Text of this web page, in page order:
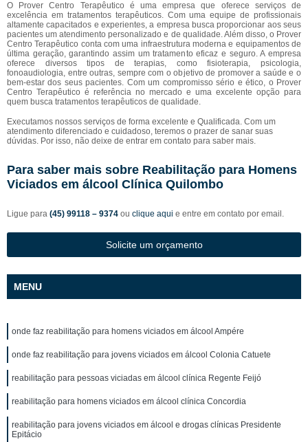
O Prover Centro Terapêutico é uma empresa que oferece serviços de
excelência em tratamentos terapêuticos. Com uma equipe de profissionais
altamente capacitados e experientes, a empresa busca proporcionar aos seus
pacientes um atendimento personalizado e de qualidade. Além disso, o Prover
Centro Terapêutico conta com uma infraestrutura moderna e equipamentos de
última geração, garantindo assim um tratamento eficaz e seguro. A empresa
oferece diversos tipos de terapias, como fisioterapia, psicologia,
fonoaudiologia, entre outras, sempre com o objetivo de promover a saúde e o
bem-estar dos seus pacientes. Com um compromisso sério e ético, o Prover
Centro Terapêutico é referência no mercado e uma excelente opção para
quem busca tratamentos terapêuticos de qualidade.
Executamos nossos serviços de forma excelente e Qualificada. Com um
atendimento diferenciado e cuidadoso, teremos o prazer de sanar suas
dúvidas. Por isso, não deixe de entrar em contato para saber mais.
Para saber mais sobre Reabilitação para Homens
Viciados em álcool Clínica Quilombo
Ligue para (45) 99118 – 9374 ou clique aqui e entre em contato por email.
Solicite um orçamento
MENU
onde faz reabilitação para homens viciados em álcool Ampére
onde faz reabilitação para jovens viciados em álcool Colonia Catuete
reabilitação para pessoas viciadas em álcool clínica Regente Feijó
reabilitação para homens viciados em álcool clínica Concordia
reabilitação para jovens viciados em álcool e drogas clínicas Presidente
Epitácio